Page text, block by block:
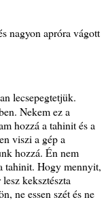
nagyon apróra vágott
lecsepegtetjük.
Nekem ez a
hozzá a tahinit és a
viszi a gép a
hozzá. Én nem
tahinit. Hogy mennyit,
keksztészta
ne essen szét és ne